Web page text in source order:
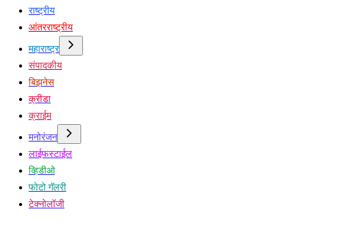
राष्ट्रीय
आंतरराष्ट्रीय
महाराष्ट्र
संपादकीय
बिझनेस
क्रीडा
क्राईम
मनोरंजन
लाईफस्टाईल
व्हिडीओ
फोटो गॅलरी
टेक्नोलॉजी